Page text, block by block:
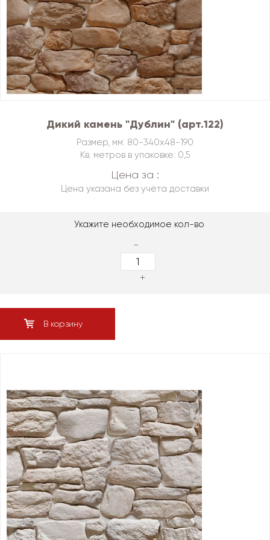
Дикий камень "Дублин" (арт.122)
Размер, мм: 80-340х48-190
Кв. метров в упаковке: 0,5
Цена за :
Цена указана без учёта доставки
Укажите необходимое кол-во
-
+
В корзину